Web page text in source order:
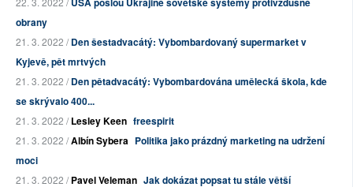
obrany
21. 3. 2022 /Den šestadvacátý: Vybombardovaný supermarket v
Kyjevě, pět mrtvých
21. 3. 2022 /Den pětadvacátý: Vybombardována umělecká škola, kde
se skrývalo 400...
21. 3. 2022 /Lesley Keen freespirit
21. 3. 2022 /Albín Sybera Politika jako prázdný marketing na udržení
moci
21. 3. 2022 /Pavel Veleman Jak dokázat popsat tu stále větší